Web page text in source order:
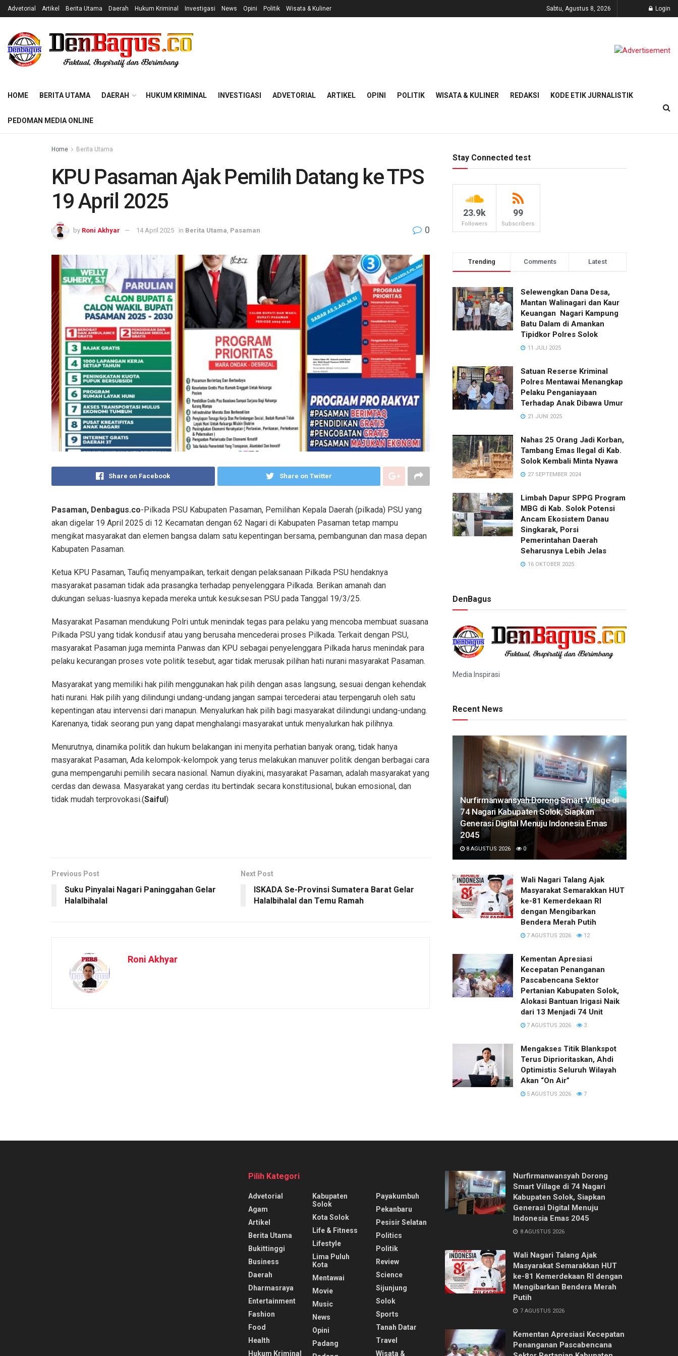
Advetorial Artikel Berita Utama Daerah Hukum Kriminal Investigasi News Opini Politik Wisata & Kuliner Sabtu, Agustus 8, 2026 Login
HOME BERITA UTAMA DAERAH HUKUM KRIMINAL INVESTIGASI ADVETORIAL ARTIKEL OPINI POLITIK WISATA & KULINER REDAKSI KODE ETIK JURNALISTIK
PEDOMAN MEDIA ONLINE
Home Berita Utama
KPU Pasaman Ajak Pemilih Datang ke TPS
19 April 2025
by Roni Akhyar 14 April 2025 in Berita Utama Pasaman 0
Share on Facebook Share on Twitter
Pasaman, Denbagus.co-Pilkada PSU Kabupaten Pasaman, Pemilihan Kepala Daerah (pilkada) PSU yang
akan digelar 19 April 2025 di 12 Kecamatan dengan 62 Nagari di Kabupaten Pasaman tetap mampu
mengikat masyarakat dan elemen bangsa dalam satu kepentingan bersama, pembangunan dan masa depan
Kabupaten Pasaman.
Ketua KPU Pasaman, Taufiq menyampaikan, terkait dengan pelaksanaan Pilkada PSU hendaknya
masyarakat pasaman tidak ada prasangka terhadap penyelenggara Pilkada. Berikan amanah dan
dukungan seluas-luasnya kepada mereka untuk kesuksesan PSU pada Tanggal 19/3/25.
Masyarakat Pasaman mendukung Polri untuk menindak tegas para pelaku yang mencoba membuat suasana
Pilkada PSU yang tidak kondusif atau yang berusaha mencederai proses Pilkada. Terkait dengan PSU,
masyarakat Pasaman juga meminta Panwas dan KPU sebagai penyelenggara Pilkada harus menindak para
pelaku kecurangan proses vote politik tesebut, agar tidak merusak pilihan hati nurani masyarakat Pasaman.
Masyarakat yang memiliki hak pilih menggunakan hak pilih dengan asas langsung, sesuai dengan kehendak
hati nurani. Hak pilih yang dilindungi undang-undang jangan sampai tercederai atau terpengaruh oleh satu
kepentingan atau intervensi dari manapun. Menyalurkan hak pilih bagi masyarakat dilindungi undang-undang.
Karenanya, tidak seorang pun yang dapat menghalangi masyarakat untuk menyalurkan hak pilihnya.
Menurutnya, dinamika politik dan hukum belakangan ini menyita perhatian banyak orang, tidak hanya
masyarakat Pasaman, Ada kelompok-kelompok yang terus melakukan manuver politik dengan berbagai cara
guna mempengaruhi pemilih secara nasional. Namun diyakini, masyarakat Pasaman, adalah masyarakat yang
cerdas dan dewasa. Masyarakat yang cerdas itu bertindak secara konstitusional, bukan emosional, dan
tidak mudah terprovokasi.(Saiful )
Previous Post
Suku Pinyalai Nagari Paninggahan Gelar
Halalbihalal
Next Post
ISKADA Se-Provinsi Sumatera Barat Gelar
Halalbihalal dan Temu Ramah
Roni Akhyar
Stay Connected test
23.9k
Followers
99
Subscribers
Trending Comments Latest
Selewengkan Dana Desa,
Mantan Walinagari dan Kaur
Keuangan Nagari Kampung
Batu Dalam di Amankan
Tipidkor Polres Solok
11 JULI 2025
Satuan Reserse Kriminal
Polres Mentawai Menangkap
Pelaku Penganiayaan
Terhadap Anak Dibawa Umur
21 JUNI 2025
Nahas 25 Orang Jadi Korban,
Tambang Emas Ilegal di Kab.
Solok Kembali Minta Nyawa
27 SEPTEMBER 2024
Limbah Dapur SPPG Program
MBG di Kab. Solok Potensi
Ancam Ekosistem Danau
Singkarak, Porsi
Pemerintahan Daerah
Seharusnya Lebih Jelas
16 OKTOBER 2025
DenBagus
Media Inspirasi
Recent News
Nurfirmanwansyah Dorong Smart Village di
74 Nagari Kabupaten Solok, Siapkan
Generasi Digital Menuju Indonesia Emas
2045
8 AGUSTUS 2026 0
Wali Nagari Talang Ajak
Masyarakat Semarakkan HUT
ke-81 Kemerdekaan RI
dengan Mengibarkan
Bendera Merah Putih
7 AGUSTUS 2026 12
Kementan Apresiasi
Kecepatan Penanganan
Pascabencana Sektor
Pertanian Kabupaten Solok,
Alokasi Bantuan Irigasi Naik
dari 13 Menjadi 74 Unit
7 AGUSTUS 2026 3
Mengakses Titik Blankspot
Terus Diprioritaskan, Ahdi
Optimistis Seluruh Wilayah
Akan “On Air”
5 AGUSTUS 2026 7
Pilih Kategori
Advetorial
Agam
Artikel
Berita Utama
Bukittinggi
Business
Daerah
Dharmasraya
Entertainment
Fashion
Food
Health
Hukum Kriminal
Kabupaten
Solok
Kota Solok
Life & Fitness
Lifestyle
Lima Puluh
Kota
Mentawai
Movie
Music
News
Opini
Padang
Payakumbuh
Pekanbaru
Pesisir Selatan
Politics
Politik
Review
Science
Sijunjung
Solok
Sports
Tanah Datar
Travel
Wisata &
Nurfirmanwansyah Dorong
Smart Village di 74 Nagari
Kabupaten Solok, Siapkan
Generasi Digital Menuju
Indonesia Emas 2045
8 AGUSTUS 2026
Wali Nagari Talang Ajak
Masyarakat Semarakkan HUT
ke-81 Kemerdekaan RI dengan
Mengibarkan Bendera Merah
Putih
7 AGUSTUS 2026
Kementan Apresiasi Kecepatan
Penanganan Pascabencana